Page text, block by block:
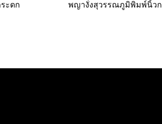
ะดก พญางั่งสุวรรณภูมิพิมพ์นิ้วก